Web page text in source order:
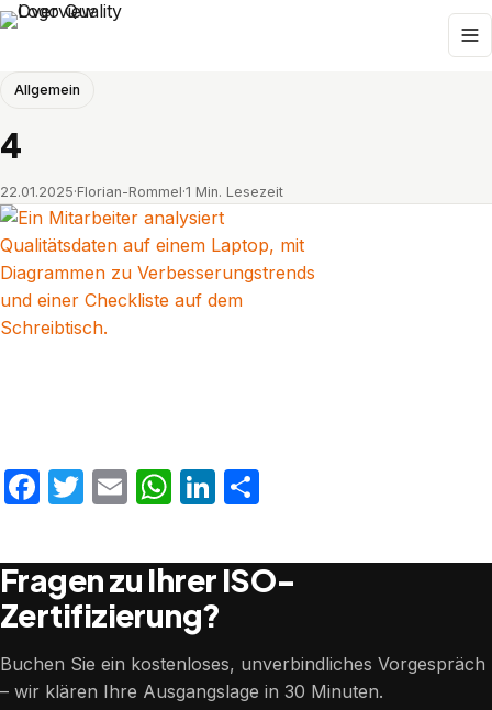
Allgemein
4
22.01.2025·Florian-Rommel·1 Min. Lesezeit
Facebook
Twitter
EmailWhatsApp
LinkedIn
Fragen zu Ihrer ISO-
Zertifizierung?
Buchen Sie ein kostenloses, unverbindliches Vorgespräch
– wir klären Ihre Ausgangslage in 30 Minuten.